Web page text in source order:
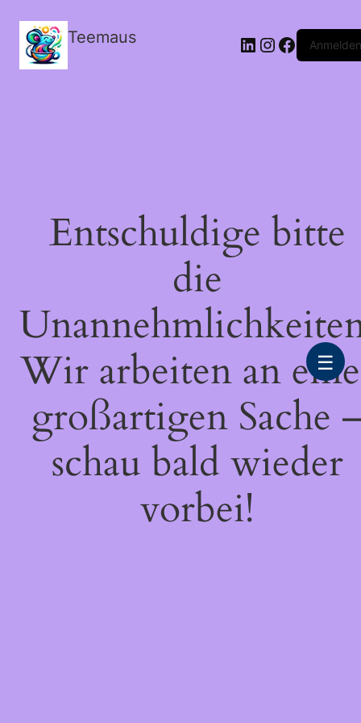
Teemaus LinkedIn
Instagram
FacebookAnmelden
Entschuldige bitte
die
Wir arbeiten an
großartigen Sache
schau bald wieder
vorbei!
☰